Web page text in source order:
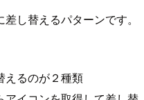
し替えるパターンです。
えるのが２種類